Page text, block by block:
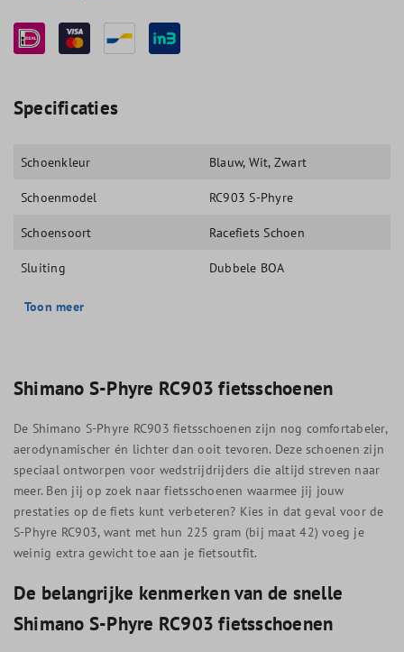
Specificaties
Schoenkleur Blauw, Wit, Zwart
Schoenmodel RC903 S-Phyre
Schoensoort Racefiets Schoen
Sluiting Dubbele BOA
Toon meer
Shimano S-Phyre RC903 fietsschoenen
De Shimano S-Phyre RC903 fietsschoenen zijn nog comfortabeler,
aerodynamischer én lichter dan ooit tevoren. Deze schoenen zijn
speciaal ontworpen voor wedstrijdrijders die altijd streven naar
meer. Ben jij op zoek naar fietsschoenen waarmee jij jouw
prestaties op de fiets kunt verbeteren? Kies in dat geval voor de
S-Phyre RC903, want met hun 225 gram (bij maat 42) voeg je
weinig extra gewicht toe aan je fietsoutfit.
De belangrijke kenmerken van de snelle
Shimano S-Phyre RC903 fietsschoenen